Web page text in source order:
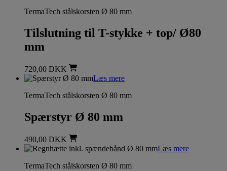
TermaTech stålskorsten Ø 80 mm
Tilslutning til T-stykke + top/ Ø80
mm
720,00 DKK
Læs mere
TermaTech stålskorsten Ø 80 mm
Spærstyr Ø 80 mm
490,00 DKK
Læs mere
TermaTech stålskorsten Ø 80 mm